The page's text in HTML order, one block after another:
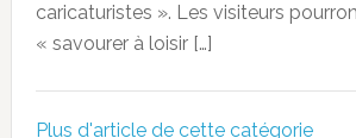
caricaturistes ». Les visiteurs
« savourer à loisir […]
Plus d'article de cette catégorie